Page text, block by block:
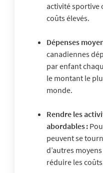
activité sportive
coûts élevés.
Dépenses
canadiennes
par enfant
le montant le
monde.
Rendre les
abordables :
peuvent se
d’autres
réduire les